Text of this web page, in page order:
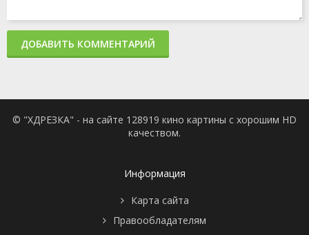
ДОБАВИТЬ КОММЕНТАРИЙ
© "ХДРЕЗКА" - на сайте 128919 кино картины с хорошим HD
качеством.
Информация
Карта сайта
Правообладателям